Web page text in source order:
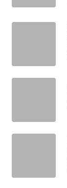
JURNAL
GARONGGANG